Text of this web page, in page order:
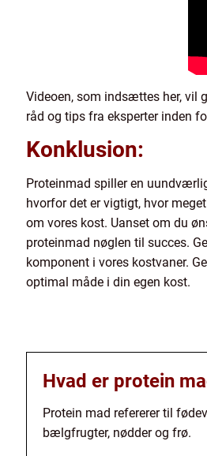
Videoen, som indsættes her, vil
råd og tips fra eksperter inden
Konklusion:
Proteinmad spiller en
hvorfor det er vigtigt, hvor
om vores kost. Uanset om du
proteinmad nøglen til succes.
komponent i vores kostvaner.
optimal måde i din egen kost.
Hvad er protein
Protein mad refererer til
bælgfrugter, nødder og frø.